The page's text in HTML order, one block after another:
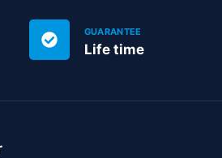
GUARANTEE
Life time